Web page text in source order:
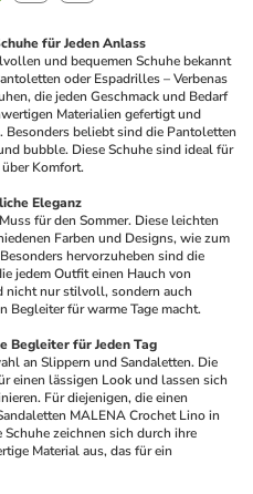
für Jeden Anlass
und bequemen Schuhe bekannt
oder Espadrilles – Verbenas
die jeden Geschmack und Bedarf
Materialien gefertigt und
beliebt sind die Pantoletten
bubble. Diese Schuhe sind ideal für
Komfort.
Eleganz
für den Sommer. Diese leichten
Farben und Designs, wie zum
hervorzuheben sind die
jedem Outfit einen Hauch von
nicht nur stilvoll, sondern auch
Begleiter für warme Tage macht.
Begleiter für Jeden Tag
an Slippern und Sandaletten. Die
einen lässigen Look und lassen sich
Für diejenigen, die einen
MALENA Crochet Lino in
zeichnen sich durch ihre
Material aus, das für ein